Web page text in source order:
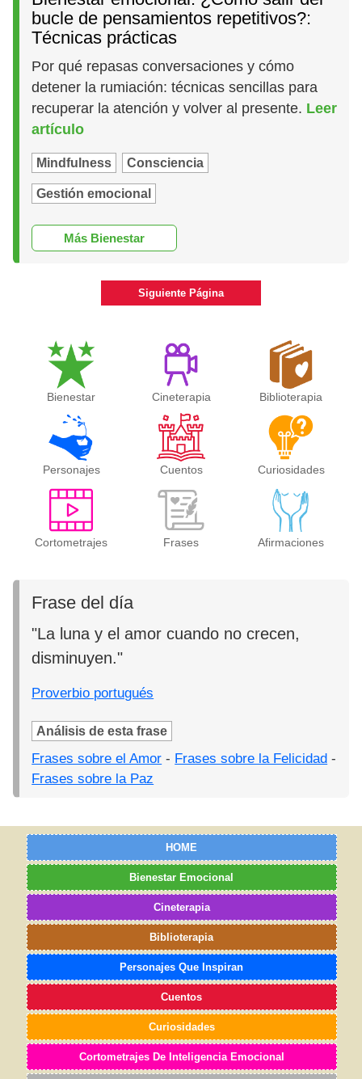
bucle de pensamientos repetitivos?:
Técnicas prácticas
Por qué repasas conversaciones y cómo
detener la rumiación: técnicas sencillas para
recuperar la atención y volver al presente. Leer
artículo
Mindfulness Consciencia
Gestión emocional
Más Bienestar
Siguiente Página
Bienestar Cineterapia Biblioterapia
Personajes Cuentos Curiosidades
Cortometrajes Frases Afirmaciones
Frase del día
"La luna y el amor cuando no crecen,
disminuyen."
Proverbio portugués
Análisis de esta frase
Frases sobre el Amor - Frases sobre la Felicidad -
Frases sobre la Paz
HOME
Bienestar Emocional
Cineterapia
Biblioterapia
Personajes Que Inspiran
Cuentos
Curiosidades
Cortometrajes De Inteligencia Emocional